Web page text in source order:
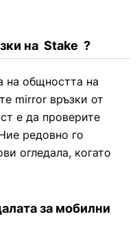
на  Stake  ?
на общността на
mirror връзки от
е да проверите
редовно го
огледала, когато